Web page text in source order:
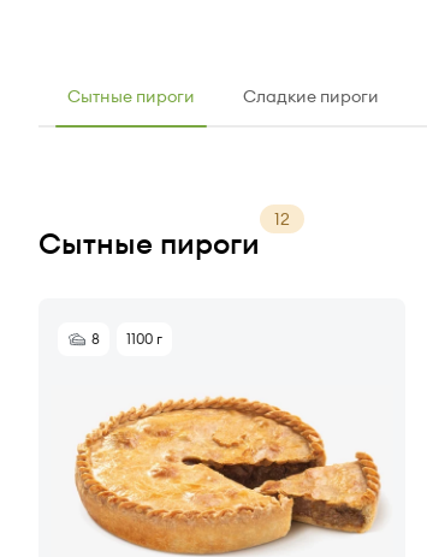
Сытные пироги Сладкие пироги
Сытные пироги
12
8 1100 г